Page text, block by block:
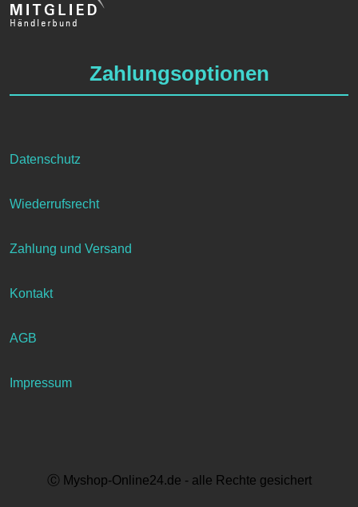
Zahlungsoptionen
Datenschutz
Wiederrufsrecht
Zahlung und Versand
Kontakt
AGB
Impressum
Ⓒ Myshop-Online24.de - alle Rechte gesichert